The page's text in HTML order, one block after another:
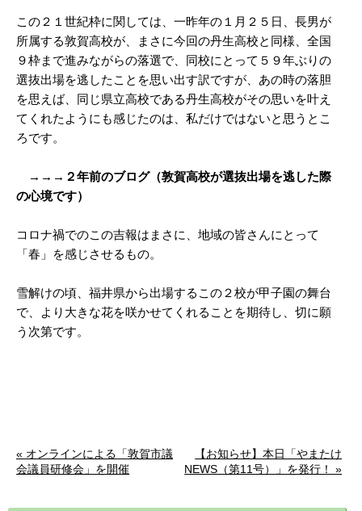
この２１世紀枠に関しては、一昨年の１月２５日、長男が
所属する敦賀高校が、まさに今回の丹生高校と同様、全国
９枠まで進みながらの落選で、同校にとって５９年ぶりの
選抜出場を逃したことを思い出す訳ですが、あの時の落胆
を思えば、同じ県立高校である丹生高校がその思いを叶え
てくれたようにも感じたのは、私だけではないと思うとこ
ろです。
→→→２年前のブログ（敦賀高校が選抜出場を逃した際
の心境です）
コロナ禍でのこの吉報はまさに、地域の皆さんにとって
「春」を感じさせるもの。
雪解けの頃、福井県から出場するこの２校が甲子園の舞台
で、より大きな花を咲かせてくれることを期待し、切に願
う次第です。
« オンラインによる「敦賀市議
会議員研修会」を開催
【お知らせ】本日「やまたけ
NEWS（第11号）」を発行！ »